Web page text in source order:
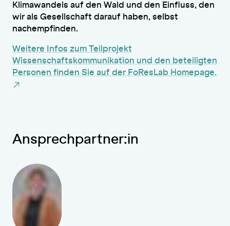
Klimawandels auf den Wald und den Einfluss, den
wir als Gesellschaft darauf haben, selbst
nachempfinden.
Weitere Infos zum Teilprojekt
Wissenschaftskommunikation und den beteiligten
Personen finden Sie auf der FoResLab Homepage.
Ansprechpartner:in